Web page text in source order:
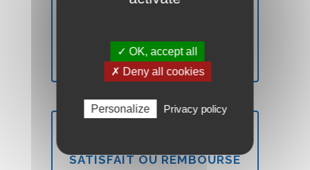
SATISFAIT OU REMBOURSÉ
✓ OK, accept all
✗ Deny all cookies
Personalize Privacy policy